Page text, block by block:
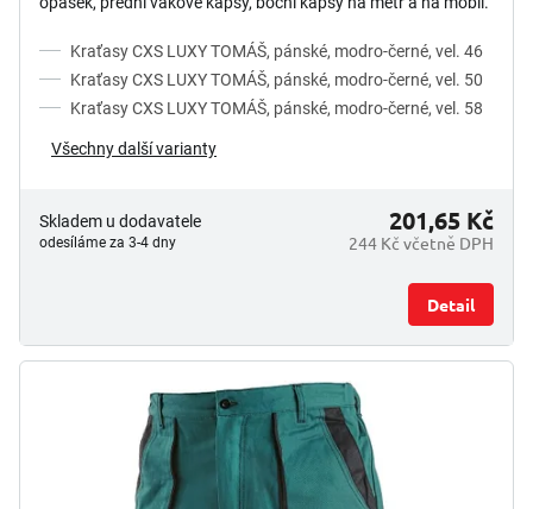
Kraťasy CXS LUXY TOMÁŠ, pánské, modro-černé, vel. 46
Kraťasy CXS LUXY TOMÁŠ, pánské, modro-černé, vel. 50
Kraťasy CXS LUXY TOMÁŠ, pánské, modro-černé, vel. 58
Všechny další varianty
Skladem u dodavatele
odesíláme za 3-4 dny 244 Kč včetně DPH
201,65 Kč
Detail